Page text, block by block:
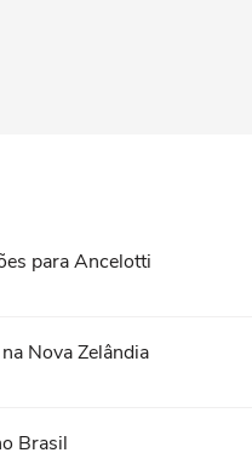
para Ancelotti
Nova Zelândia
Brasil